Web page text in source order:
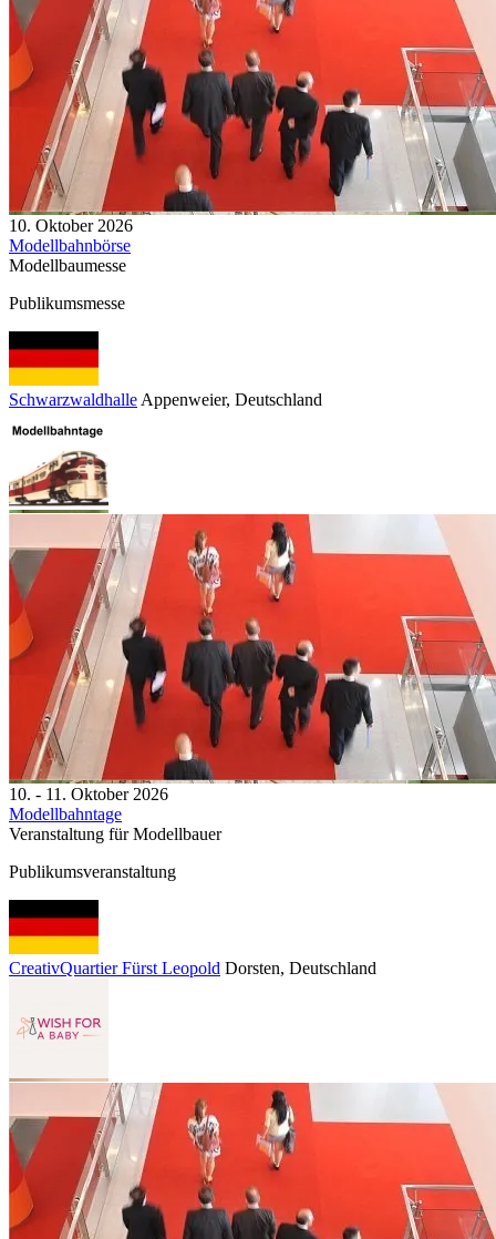
10. Oktober 2026
Modellbahnbörse
Modellbaumesse
Publikumsmesse
Schwarzwaldhalle Appenweier, Deutschland
10. - 11. Oktober 2026
Modellbahntage
Veranstaltung für Modellbauer
Publikumsveranstaltung
CreativQuartier Fürst Leopold Dorsten, Deutschland